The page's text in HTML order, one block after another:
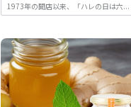
1973年の開店以来、「ハレの日は六...